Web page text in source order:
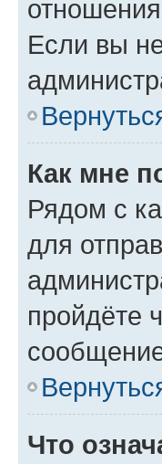
Если вы
Как мне
Рядом с
для
пройдёте
Что